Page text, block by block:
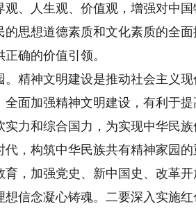
、人生观、价值观，增强对中国
思想道德素质和文化素质的全面
确的价值引领。
精神文明建设是推动社会主义现
面加强精神文明建设，有利于提
力和综合国力，为实现中华民族
，构筑中华民族共有精神家园的
，加强党史、新中国史、改革开
信念凝心铸魂。二要深入实施红